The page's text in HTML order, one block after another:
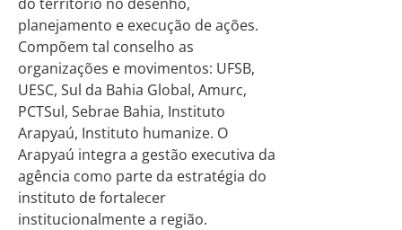
planejamento e execução de ações.
Compõem tal conselho as
organizações e movimentos: UFSB,
UESC, Sul da Bahia Global, Amurc,
PCTSul, Sebrae Bahia, Instituto
Arapyaú, Instituto humanize. O
Arapyaú integra a gestão executiva da
agência como parte da estratégia do
instituto de fortalecer
institucionalmente a região.